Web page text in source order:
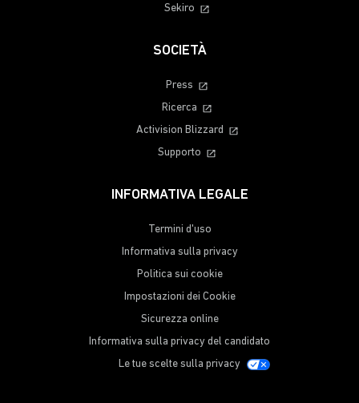
Sekiro
SOCIETÀ
Press
Ricerca
Activision Blizzard
Supporto
INFORMATIVA LEGALE
Termini d'uso
Informativa sulla privacy
Politica sui cookie
Impostazioni dei Cookie
Sicurezza online
Informativa sulla privacy del candidato
Le tue scelte sulla privacy